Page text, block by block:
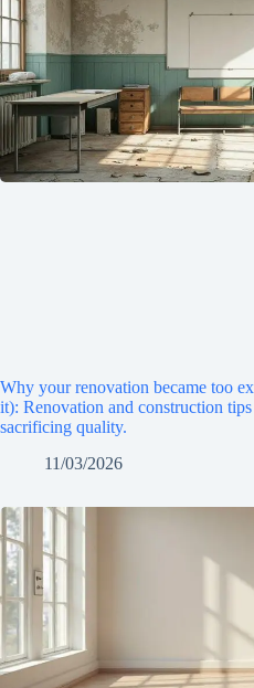
Why your renovation became too
it): Renovation and construction
sacrificing quality.
11/03/2026